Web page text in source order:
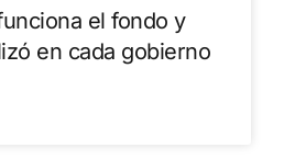
el fondo y
en cada gobierno